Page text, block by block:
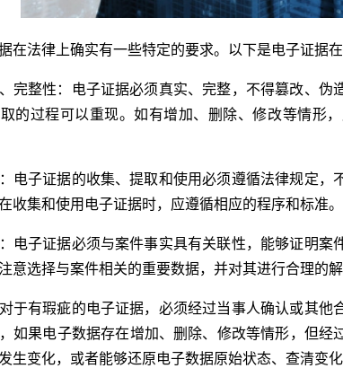
在法律上确实有一些特定的要求。以下是电子证据
完整性：电子证据必须真实、完整，不得篡改、
的过程可以重现。如有增加、删除、修改等情形
电子证据的收集、提取和使用必须遵循法律规定，
收集和使用电子证据时，应遵循相应的程序和标准。
电子证据必须与案件事实具有关联性，能够证明案
意选择与案件相关的重要数据，并对其进行合理的解
于有瑕疵的电子证据，必须经过当事人确认或其
如果电子数据存在增加、删除、修改等情形，但经
生变化，或者能够还原电子数据原始状态、查清变